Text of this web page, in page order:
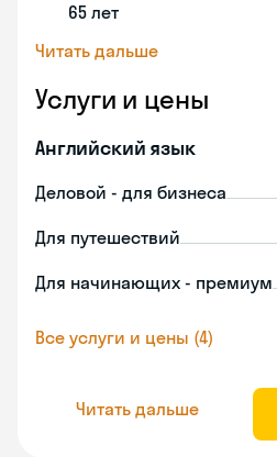
65 лет
Читать дальше
Услуги и цены
Английский язык
Деловой - для бизнеса
Для путешествий
Для начинающих - премиум
Все услуги и цены (4)
Читать дальше